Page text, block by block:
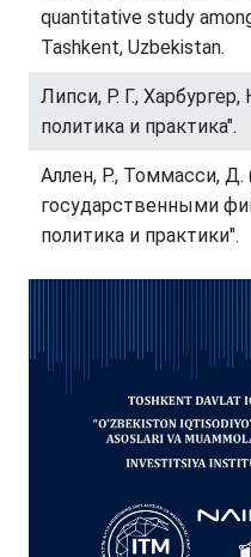
quantitative study
Tashkent, Uzbekistan.
Липси, Р. Г.,
политика и практика".
Аллен, Р., Томмасси, Д.
государственными
политика и практики".